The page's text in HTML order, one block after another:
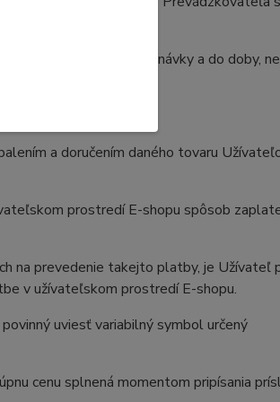
potvrdenie objednávky a do doby,
a doručením daného tovaru
prostredí E-shopu spôsob
na prevedenie takejto platby, je Užívateľ
v užívateľskom prostredí E-shopu.
uviesť variabilný symbol určený
cenu splnená momentom pripísania